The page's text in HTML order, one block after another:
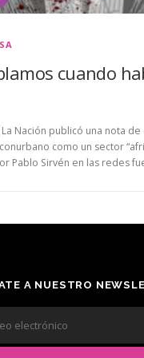
cuando
Nación publicó una nota
como un sector
Pablo Sirvén en las redes
A NUESTRO